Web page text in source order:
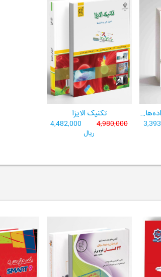
کاربرد آمار در تحلیل داده‌های پژوهشی تکنیک الایزا
4,980,000
4,482,000
ریال